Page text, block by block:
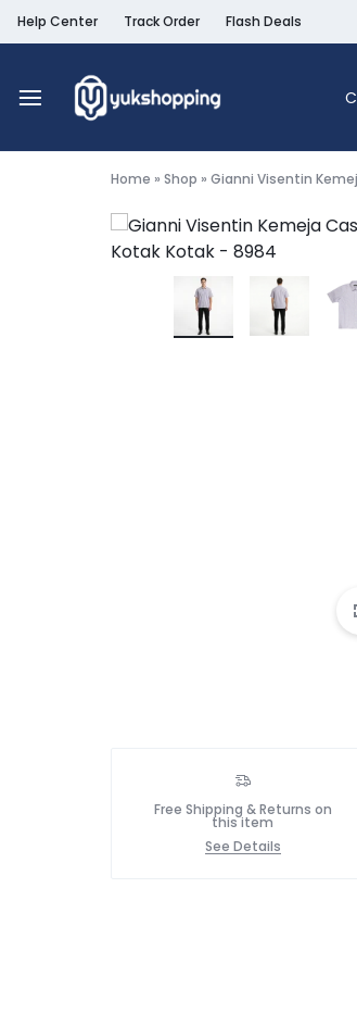
Help Center Track Order Flash Deals
Online
Terpercaya
Home » Shop » Gianni Visentin
Free Shipping & Returns on
this item
See Details